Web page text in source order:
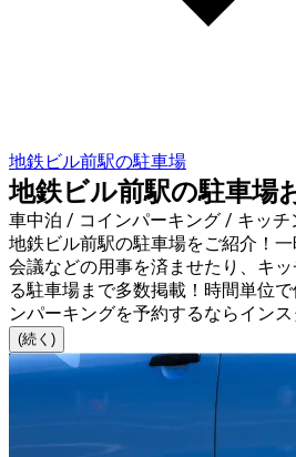
地鉄ビル前駅の駐車場
地鉄ビル前駅の駐車場
車中泊 / コインパーキング / キッチ
地鉄ビル前駅の駐車場をご紹介！
会議などの用事を済ませたり、キ
る駐車場まで多数掲載！時間単位
ンパーキングを予約するならインス
(続く)